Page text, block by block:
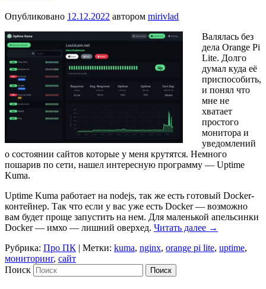
Опубликовано 12.12.2022 автором mirivlad
Валялась без
дела Orange Pi
Lite. Долго
думал куда её
приспособить,
и понял что
мне не
хватает
простого
монитора и
уведомлений
о состоянии сайтов которые у меня крутятся. Немного
пошарив по сети, нашел интересную программу — Uptime
Kuma.
Uptime Kuma работает на nodejs, так же есть готовый Docker-
контейнер. Так что если у вас уже есть Docker — возможно
вам будет проще запустить на нем. Для маленькой апельсинки
Docker — имхо — лишний оверхед. Читать далее →
Рубрика: Про ПК | Метки: kuma, nginx, orange pi lite, uptime,
мониторинг, сайт
Поиск